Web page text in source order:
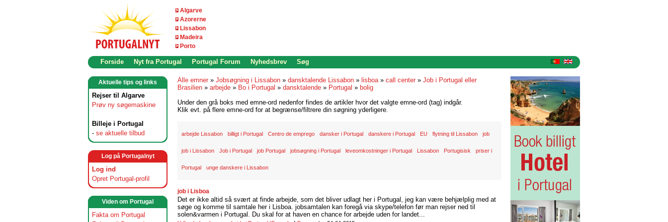
Algarve
Azorerne
Lissabon
Madeira
Porto
Forside Nyt fra Portugal Portugal Forum Nyhedsbrev Søg
Aktuelle tips og links
Rejser til Algarve
Prøv ny søgemaskine
Billeje i Portugal
- se aktuelle tilbud
Log på Portugalnyt
Log ind
Opret Portugal-profil
Viden om Portugal
Fakta om Portugal
Alle emner » Jobsøgning i Lissabon » dansktalende Lissabon » lisboa» call center » Job i Portugal eller
Brasilien » arbejde » Bo i Portugal » dansktalende » Portugal » bolig
Under den grå boks med emne-ord nedenfor findes de artikler hvor det valgte emne-ord (tag) indgår.
Klik evt. på flere emne-ord for at begrænse/filtrere din søgning yderligere.
arbejde Lissabon billigt i Portugal Centro de emprego dansker i Portugal danskere i Portugal EU flytning til Lissabon job
job i Lissabon Job i Portugal job Portugal jobsøgning i Portugal leveomkostninger i Portugal Lissabon Portugisisk priser i
Portugal unge danskere i Lissabon
job i Lisboa
Det er ikke altid så svært at finde arbejde, som det bliver udlagt her i Portugal, jeg kan være behjælplig med at
søge og komme til samtale her i Lisboa. jobsamtalen kan foregå via skype/telefon før man rejser ned til
solen&varmen i Portugal. Du skal for at haven en chance for arbejde uden for landet...